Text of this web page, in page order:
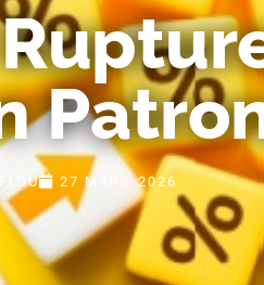
FIDU 27 MARS 2026